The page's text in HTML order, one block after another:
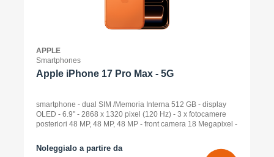
APPLE
Smartphones
Apple iPhone 17 Pro Max - 5G
smartphone - dual SIM /Memoria Interna 512 GB - display
OLED - 6.9" - 2868 x 1320 pixel (120 Hz) - 3 x fotocamere
posteriori 48 MP, 48 MP, 48 MP - front camera 18 Megapixel -
Noleggialo a partire da